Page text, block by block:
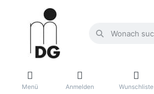
Menü Anmelden Wunschliste